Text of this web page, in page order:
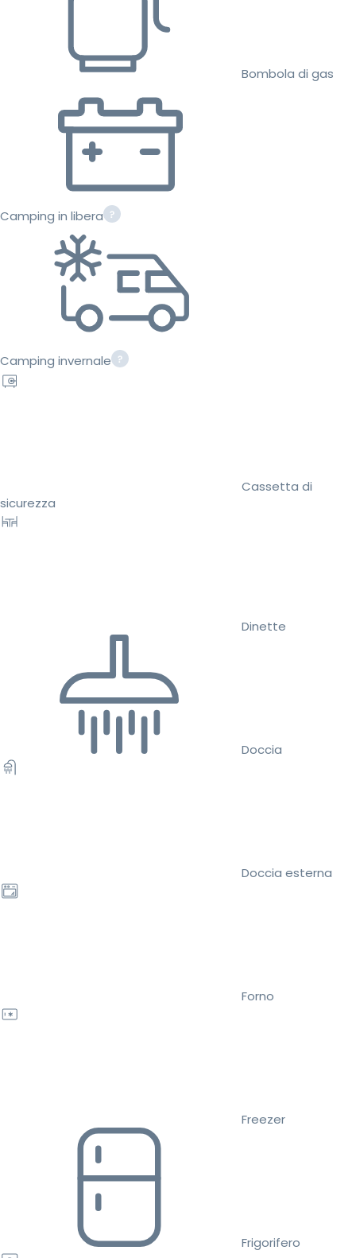
Bombola di gas
Camping in libera
Camping invernale
Cassetta di
sicurezza
Dinette
Doccia
Doccia esterna
Forno
Freezer
Frigorifero